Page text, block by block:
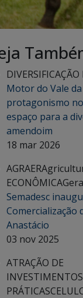
Motor do Vale
protagonismo
espaço para a
amendoim
18 mar 2026
AGRAER
ECONÔMICA
Semadesc
Comercialização
Anastácio
03 nov 2025
ATRAÇÃO DE
INVESTIMENTOS
PRÁTICAS